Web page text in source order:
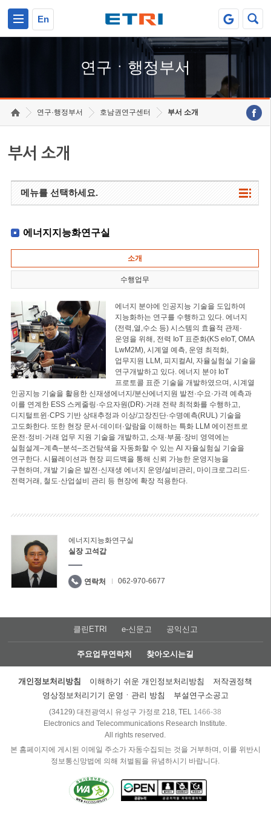
En
연구ㆍ행정부서
연구·행정부서 호남권연구센터 부서 소개
부서 소개
메뉴를 선택하세요.
에너지지능화연구실
소개
수행업무
에너지 분야에 인공지능 기술을 도입하여
지능화하는 연구를 수행하고 있다. 에너지
(전력,열,수소 등) 시스템의 효율적 관제·
운영을 위해, 전력 IoT 표준화(KS eIoT, OMA
LwM2M), 시계열 예측, 운영 최적화,
업무지원 LLM, 피지컬AI, 자율실험실 기술을
연구개발하고 있다. 에너지 분야 IoT
프로토콜 표준 기술을 개발하였으며, 시계열
인공지능 기술을 활용한 신재생에너지/분산에너지원 발전·수요·가격 예측과
이를 연계한 ESS 스케줄링·수요자원(DR)·거래 전략 최적화를 수행하고,
디지털트윈·CPS 기반 상태추정과 이상/고장진단·수명예측(RUL) 기술을
고도화한다. 또한 현장 문서·데이터·알람을 이해하는 특화 LLM 에이전트로
운전·정비·거래 업무 지원 기술을 개발하고, 소재·부품·장비 영역에는
실험설계–계측–분석–조건탐색을 자동화할 수 있는 AI 자율실험실 기술을
연구한다. 시뮬레이션과 현장 피드백을 통해 신뢰 가능한 운영지능을
구현하며, 개발 기술은 발전·신재생 에너지 운영/설비관리, 마이크로그리드·
전력거래, 철도·산업설비 관리 등 현장에 확장 적용한다.
에너지지능화연구실
실장 고석갑
연락처 062-970-6677
클린ETRI e-신문고 공익신고
주요업무연락처 찾아오시는길
개인정보처리방침 이해하기 쉬운 개인정보처리방침
저작권정책
영상정보처리기기 운영ㆍ관리 방침
부설연구소공고
(34129) 대전광역시 유성구 가정로 218, TEL 1466-38
Electronics and Telecommunications Research Institute.
All rights reserved.
본 홈페이지에 게시된 이메일 주소가 자동수집되는 것을 거부하며, 이를 위반시
정보통신망법에 의해 처벌됨을 유념하시기 바랍니다.